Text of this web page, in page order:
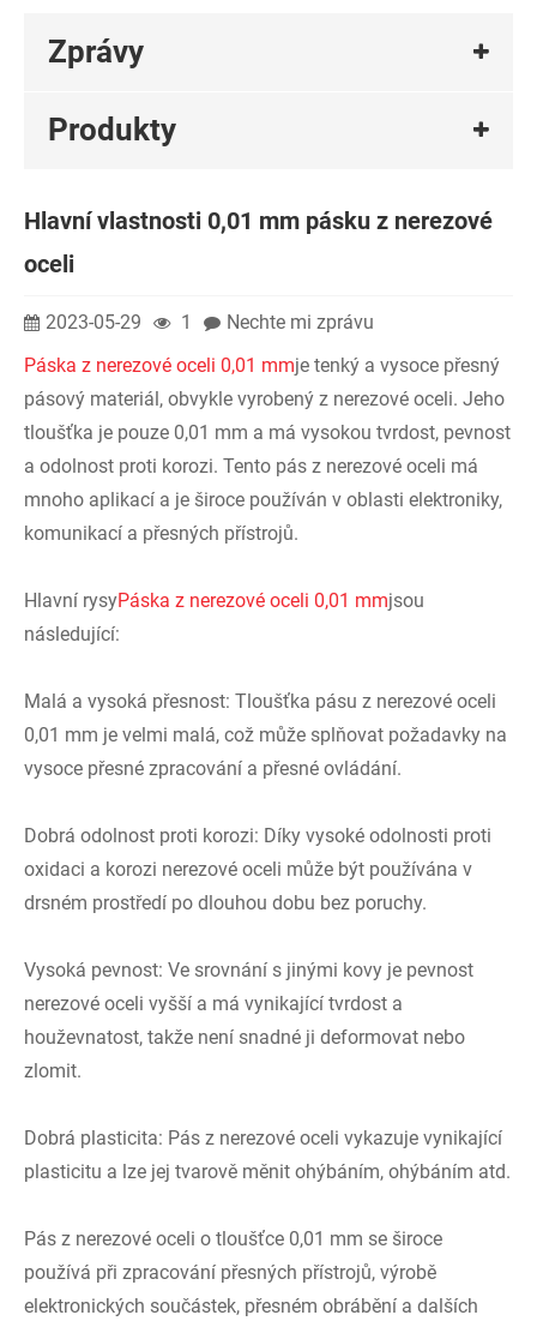
Zprávy
Produkty
Hlavní vlastnosti 0,01 mm pásku z nerezové
oceli
2023-05-29 1
Nechte mi zprávu
Páska z nerezové oceli 0,01 mmje tenký a vysoce přesný
pásový materiál, obvykle vyrobený z nerezové oceli. Jeho
tloušťka je pouze 0,01 mm a má vysokou tvrdost, pevnost
a odolnost proti korozi. Tento pás z nerezové oceli má
mnoho aplikací a je široce používán v oblasti elektroniky,
komunikací a přesných přístrojů.
Hlavní rysyPáska z nerezové oceli 0,01 mmjsou
následující:
Malá a vysoká přesnost: Tloušťka pásu z nerezové oceli
0,01 mm je velmi malá, což může splňovat požadavky na
vysoce přesné zpracování a přesné ovládání.
Dobrá odolnost proti korozi: Díky vysoké odolnosti proti
oxidaci a korozi nerezové oceli může být používána v
drsném prostředí po dlouhou dobu bez poruchy.
Vysoká pevnost: Ve srovnání s jinými kovy je pevnost
nerezové oceli vyšší a má vynikající tvrdost a
houževnatost, takže není snadné ji deformovat nebo
zlomit.
Dobrá plasticita: Pás z nerezové oceli vykazuje vynikající
plasticitu a lze jej tvarově měnit ohýbáním, ohýbáním atd.
Pás z nerezové oceli o tloušťce 0,01 mm se široce
používá při zpracování přesných přístrojů, výrobě
elektronických součástek, přesném obrábění a dalších